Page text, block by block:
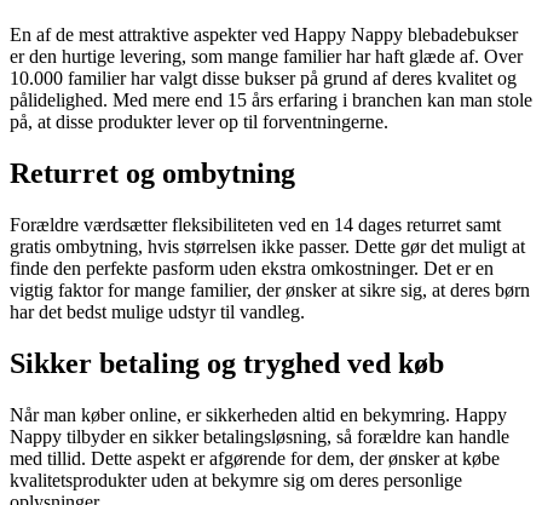
En af de mest attraktive aspekter ved Happy Nappy blebadebukser
er den hurtige levering, som mange familier har haft glæde af. Over
10.000 familier har valgt disse bukser på grund af deres kvalitet og
pålidelighed. Med mere end 15 års erfaring i branchen kan man stole
på, at disse produkter lever op til forventningerne.
Returret og ombytning
Forældre værdsætter fleksibiliteten ved en 14 dages returret samt
gratis ombytning, hvis størrelsen ikke passer. Dette gør det muligt at
finde den perfekte pasform uden ekstra omkostninger. Det er en
vigtig faktor for mange familier, der ønsker at sikre sig, at deres børn
har det bedst mulige udstyr til vandleg.
Sikker betaling og tryghed ved køb
Når man køber online, er sikkerheden altid en bekymring. Happy
Nappy tilbyder en sikker betalingsløsning, så forældre kan handle
med tillid. Dette aspekt er afgørende for dem, der ønsker at købe
kvalitetsprodukter uden at bekymre sig om deres personlige